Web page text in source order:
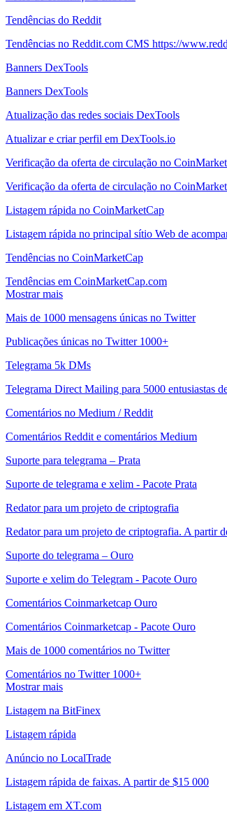
Tendências do Reddit
Tendências no Reddit.com CMS https://
Banners DexTools
Banners DexTools
Atualização das redes sociais DexTools
Atualizar e criar perfil em DexTools.io
Verificação da oferta de circulação no
Verificação da oferta de circulação no
Listagem rápida no CoinMarketCap
Listagem rápida no principal sítio Web de
Tendências no CoinMarketCap
Tendências em CoinMarketCap.com
Mostrar mais
Mais de 1000 mensagens únicas no Twitter
Publicações únicas no Twitter 1000+
Telegrama 5k DMs
Telegrama Direct Mailing para 5000 entusiastas
Comentários no Medium / Reddit
Comentários Reddit e comentários Medium
Suporte para telegrama – Prata
Suporte de telegrama e xelim - Pacote Prata
Redator para um projeto de criptografia
Redator para um projeto de criptografia. A partir
Suporte do telegrama – Ouro
Suporte e xelim do Telegram - Pacote Ouro
Comentários Coinmarketcap Ouro
Comentários Coinmarketcap - Pacote Ouro
Mais de 1000 comentários no Twitter
Comentários no Twitter 1000+
Mostrar mais
Listagem na BitFinex
Listagem rápida
Anúncio no LocalTrade
Listagem rápida de faixas. A partir de $15 000
Listagem em XT.com